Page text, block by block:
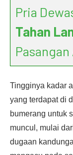
Pria
Tahan
Pasangan
Tingginya kadar
yang terdapat di
bumerang untuk
muncul, mulai
dugaan